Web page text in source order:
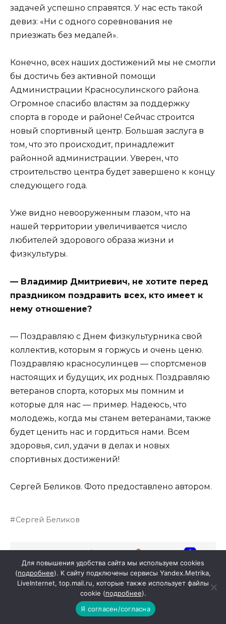
задачей успешно справятся. У нас есть такой
девиз: «Ни с одного соревнования не
приезжать без медалей».
Конечно, всех наших достижений мы не смогли
бы достичь без активной помощи
Администрации Красносулинского района.
Огромное спасибо властям за поддержку
спорта в городе и районе! Сейчас строится
новый спортивный центр. Большая заслуга в
том, что это происходит, принадлежит
районной администрации. Уверен, что
строительство центра будет завершено к концу
следующего года.
Уже видно невооруженным глазом, что на
нашей территории увеличивается число
любителей здорового образа жизни и
физкультуры.
— Владимир Дмитриевич, не хотите перед
праздником поздравить всех, кто имеет к
нему отношение?
— Поздравляю с Днем физкультурника свой
коллектив, которым я горжусь и очень ценю.
Поздравляю красносулинцев — спортсменов
настоящих и будущих, их родных. Поздравляю
ветеранов спорта, которых мы помним и
которые для нас — пример. Надеюсь, что
молодежь, когда мы станем ветеранами, также
будет ценить нас и гордиться нами. Всем
здоровья, сил, удачи в делах и новых
спортивных достижений!
Сергей Беликов. Фото предоставлено автором.
Сергей Беликов
ГЛАВНАЯ
8 августа — День
Для повышения удобства сайта мы используем cookies
(подробнее). К сайту подключены сервисы Yandex.Metrika,
LiveInternet, top.mail.ru, которые также использует файлы
cookie (подробнее).
Я согласен/согласна